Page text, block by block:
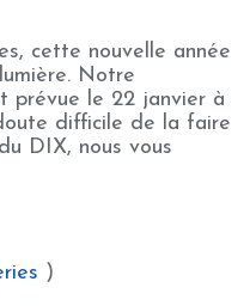
cette nouvelle année
Notre
prévue le 22 janvier à
difficile de la faire
DIX, nous vous
)